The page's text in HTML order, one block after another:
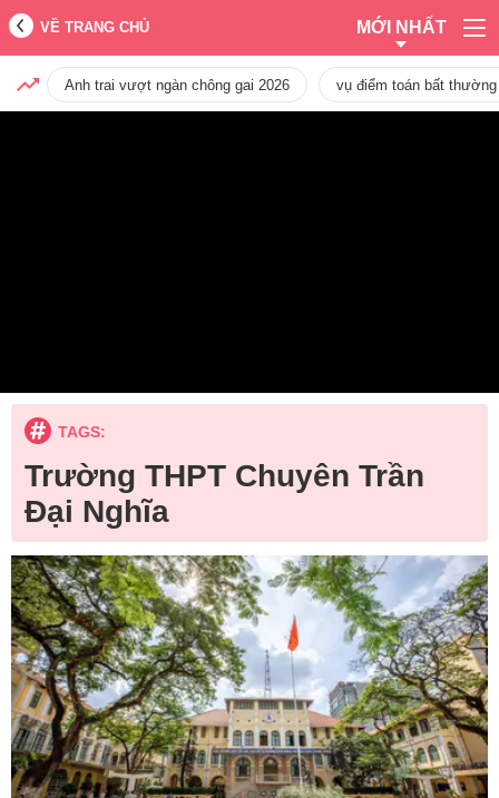
VỀ TRANG CHỦ MỚI NHẤT
Anh trai vượt ngàn chông gai 2026 vụ điểm toán bất
TAGS:
Trường THPT Chuyên Trần
Đại Nghĩa